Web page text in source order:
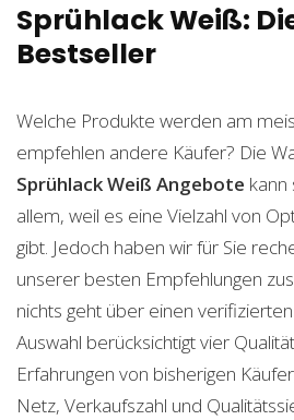
Sprühlack Weiß:
Bestseller
Welche Produkte werden am
empfehlen andere Käufer? Die
Sprühlack Weiß Angebote kann
allem, weil es eine Vielzahl von
gibt. Jedoch haben wir für Sie
unserer besten Empfehlungen
nichts geht über einen
Auswahl berücksichtigt vier
Erfahrungen von bisherigen
Netz, Verkaufszahl und